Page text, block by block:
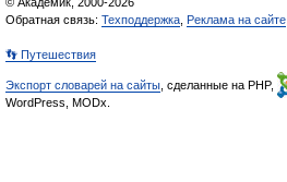
Обратная связь: Техподдержка Реклама на сайте
👣 Путешествия
Экспорт словарей на сайты , сделанные на PHP,
WordPress, MODx.